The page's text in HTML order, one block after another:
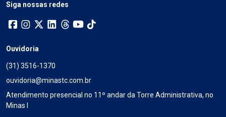
Siga nossas redes
Ouvidoria
(31) 3516-1370
ouvidoria@minastc.com.br
Atendimento presencial no 11º andar da Torre Administrativa, no
Minas I